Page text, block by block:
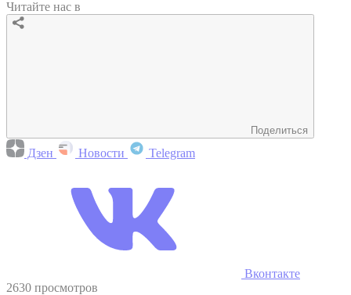
Читайте нас в
Поделиться
Дзен Новости Telegram
Вконтакте
2630 просмотров